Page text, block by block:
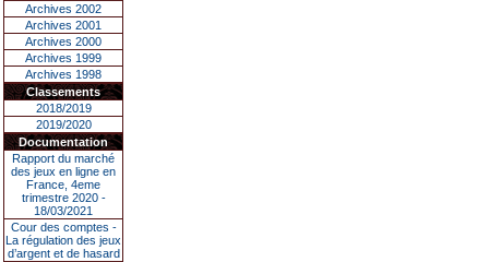
Archives 2002
Archives 2001
Archives 2000
Archives 1999
Archives 1998
Classements
2018/2019
2019/2020
Documentation
Rapport du marché
des jeux en ligne en
France, 4eme
trimestre 2020 -
18/03/2021
Cour des comptes -
La régulation des jeux
d’argent et de hasard